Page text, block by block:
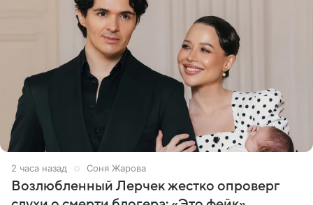
2 часа назад Соня Жарова
Возлюбленный Лерчек жестко опроверг